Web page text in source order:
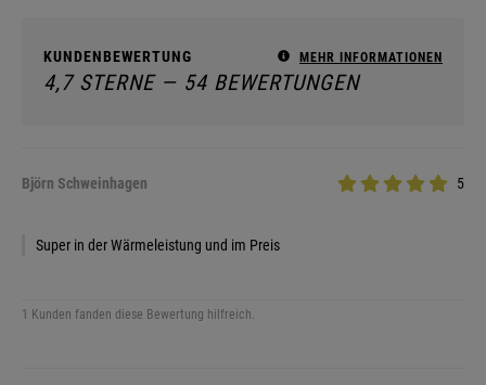
KUNDENBEWERTUNG MEHR INFORMATIONEN
4,7 STERNE — 54 BEWERTUNGEN
Björn Schweinhagen 5
Super in der Wärmeleistung und im Preis
1 Kunden fanden diese Bewertung hilfreich.